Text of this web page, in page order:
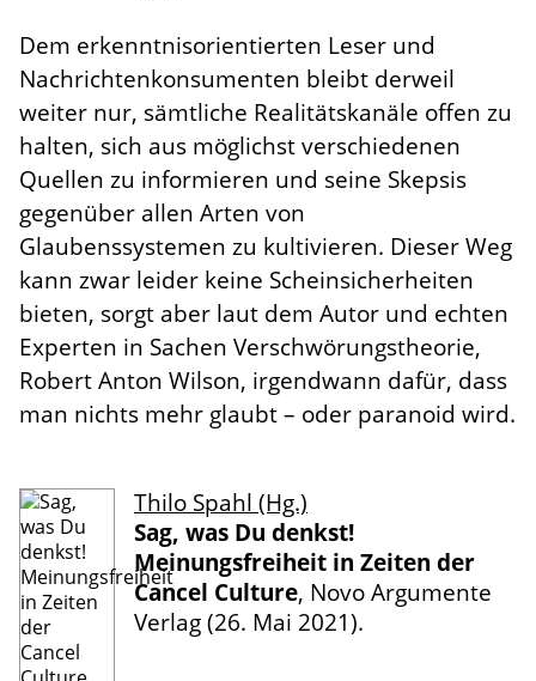
Dem erkenntnisorientierten Leser und
Nachrichtenkonsumenten bleibt derweil
weiter nur, sämtliche Realitätskanäle offen zu
halten, sich aus möglichst verschiedenen
Quellen zu informieren und seine Skepsis
gegenüber allen Arten von
Glaubenssystemen zu kultivieren. Dieser Weg
kann zwar leider keine Scheinsicherheiten
bieten, sorgt aber laut dem Autor und echten
Experten in Sachen Verschwörungstheorie,
Robert Anton Wilson, irgendwann dafür, dass
man nichts mehr glaubt – oder paranoid wird.
Thilo Spahl (Hg.)
Sag, was Du denkst!
Meinungsfreiheit in Zeiten der
Cancel Culture, Novo Argumente
Verlag (26. Mai 2021).